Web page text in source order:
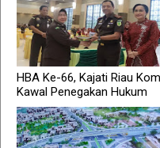
HBA Ke-66, Kajati Riau
Kawal Penegakan Hukum